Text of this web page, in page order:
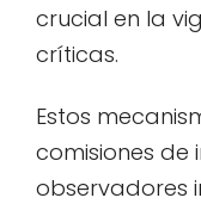
crucial en la
críticas.
Estos
comisiones de
observadores